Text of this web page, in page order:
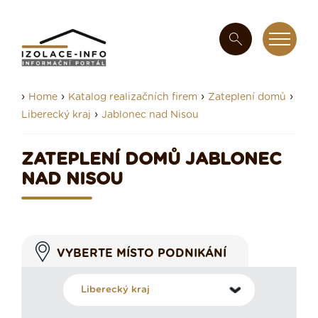
› Home › Katalog realizačních firem › Zateplení domů ›
Liberecký kraj › Jablonec nad Nisou
ZATEPLENÍ DOMŮ JABLONEC
NAD NISOU
VYBERTE MÍSTO PODNIKÁNÍ